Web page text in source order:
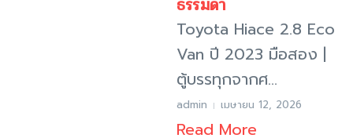
ธรรมดา
Toyota Hiace 2.8 Eco
Van ปี 2023 มือสอง |
ตู้บรรทุกจากศ...
admin เมษายน 12, 2026
Read More